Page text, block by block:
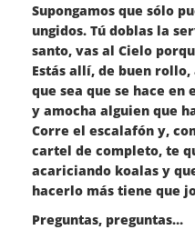
Supongamos que sólo
ungidos. Tú doblas la
santo, vas al Cielo
Estás allí, de buen
que sea que se hace
y amocha alguien que
Corre el escalafón y,
cartel de completo, te
acariciando koalas y
hacerlo más tiene que
Preguntas, preguntas…